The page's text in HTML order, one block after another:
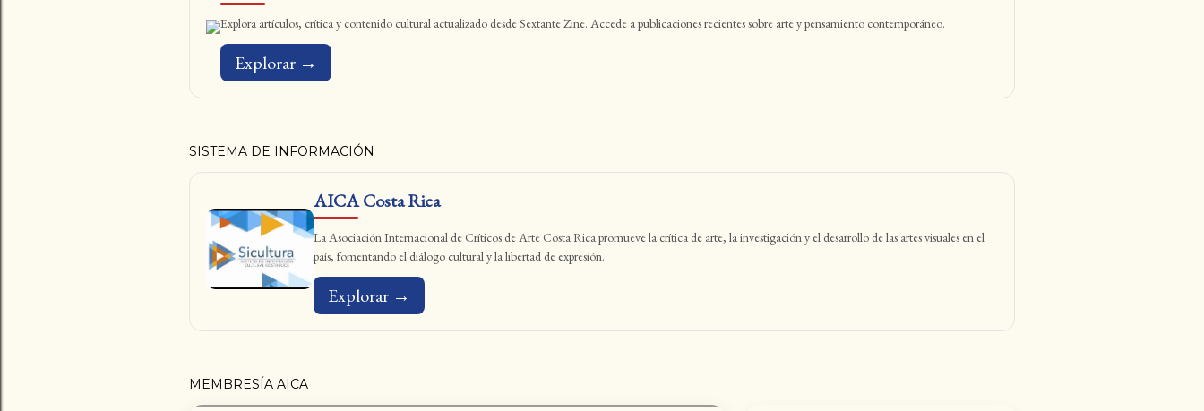
Explora artículos, crítica y contenido cultural actualizado desde Sextante Zine. Accede a publicaciones recientes sobre arte y pensamiento contemporáneo.
Explorar →
SISTEMA DE INFORMACIÓN
AICA Costa Rica
La Asociación Internacional de Críticos de Arte Costa Rica promueve la crítica de arte, la investigación y el desarrollo de las artes visuales en el
país, fomentando el diálogo cultural y la libertad de expresión.
Explorar →
MEMBRESÍA AICA